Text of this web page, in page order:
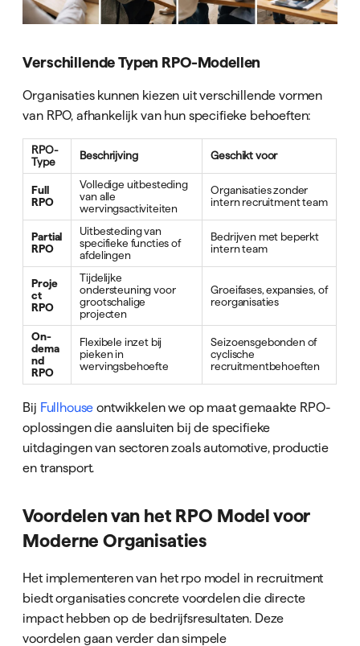
Verschillende Typen RPO-Modellen
Organisaties kunnen kiezen uit verschillende vormen
van RPO, afhankelijk van hun specifieke behoeften:
RPO-
Type
Beschrijving Geschikt voor
Full
RPO
Volledige uitbesteding
van alle
wervingsactiviteiten
Organisaties zonder
intern recruitment team
Partial
RPO
Uitbesteding van
specifieke functies of
afdelingen
Bedrijven met beperkt
intern team
Proje
ct
RPO
Tijdelijke
ondersteuning voor
grootschalige
projecten
Groeifases, expansies, of
reorganisaties
On-
dema
nd
RPO
Flexibele inzet bij
pieken in
wervingsbehoefte
Seizoensgebonden of
cyclische
recruitmentbehoeften
Bij Fullhouse ontwikkelen we op maat gemaakte RPO-
oplossingen die aansluiten bij de specifieke
uitdagingen van sectoren zoals automotive, productie
en transport.
Voordelen van het RPO Model voor
Moderne Organisaties
Het implementeren van het rpo model in recruitment
biedt organisaties concrete voordelen die directe
impact hebben op de bedrijfsresultaten. Deze
voordelen gaan verder dan simpele